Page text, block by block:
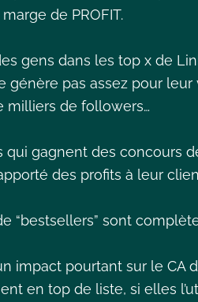
de PROFIT.
gens dans les top x de
génère pas assez pour
milliers de followers…
qui gagnent des concours
des profits à leur
“bestsellers” sont
impact pourtant sur le CA
en top de liste, si elles